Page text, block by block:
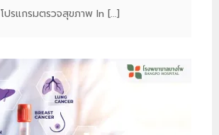
โปรแกรมตรวจสุขภาพ In […]